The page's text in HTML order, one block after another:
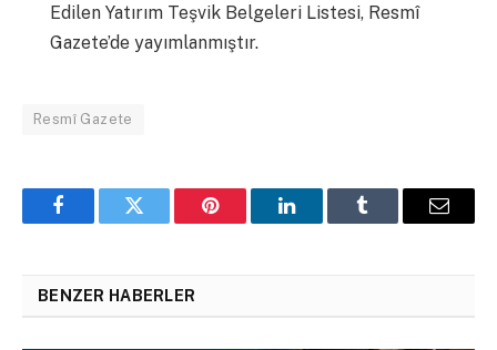
Edilen Yatırım Teşvik Belgeleri Listesi, Resmî
Gazete’de yayımlanmıştır.
Resmî Gazete
FacebookTwitter Pinterest LinkedInTumblr Email
BENZER HABERLER